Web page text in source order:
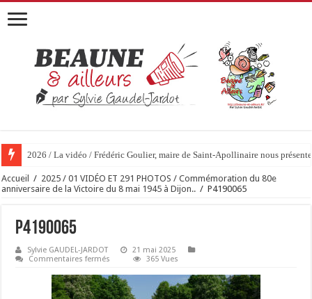
2026 / La vidéo / Frédéric Goulier, maire de Saint-Apollinaire nous
Accueil / 2025 / 01 VIDÉO ET 291 PHOTOS / Commémoration du 80e
anniversaire de la Victoire du 8 mai 1945 à Dijon.. / P4190065
P4190065
Sylvie GAUDEL-JARDOT
21 mai 2025
Commentaires fermés
365 Vues